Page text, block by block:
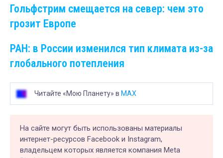
Гольфстрим смещается на север: чем это
грозит Европе
РАН: в России изменился тип климата из-за
глобального потепления
Читайте «Мою Планету» в MAX
На сайте могут быть использованы материалы
интернет-ресурсов Facebook и Instagram,
владельцем которых является компания Meta